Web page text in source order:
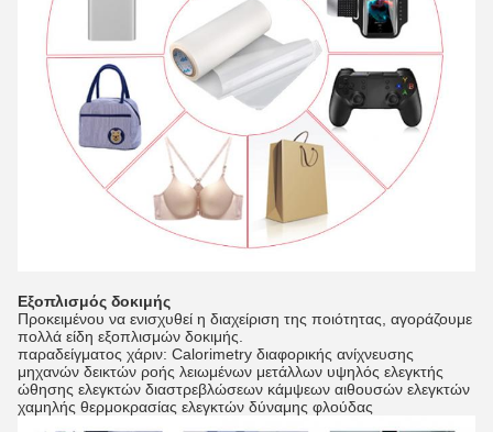
Εξοπλισμός δοκιμής
Προκειμένου να ενισχυθεί η διαχείριση της ποιότητας, αγοράζουμε
πολλά είδη εξοπλισμών δοκιμής.
παραδείγματος χάριν: Calorimetry διαφορικής ανίχνευσης
μηχανών δεικτών ροής λειωμένων μετάλλων υψηλός ελεγκτής
ώθησης ελεγκτών διαστρεβλώσεων κάμψεων αιθουσών ελεγκτών
χαμηλής θερμοκρασίας ελεγκτών δύναμης φλούδας